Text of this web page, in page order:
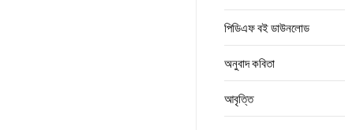
পিডিএফ বই ডাউনলোড
অনুবাদ কবিতা
আবৃত্তি